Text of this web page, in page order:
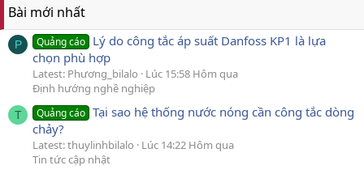
Bài mới nhất
P Quảng cáo Lý do công tắc áp suất Danfoss KP1 là lựa
chọn phù hợp
Latest: Phương_bilalo
Lúc 15:58 Hôm qua
Định hướng nghề nghiệp
T Quảng cáo Tại sao hệ thống nước nóng cần công tắc dòng
chảy?
Latest: thuylinhbilalo
Lúc 14:22 Hôm qua
Tin tức cập nhật